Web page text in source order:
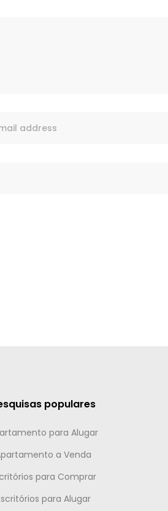
populares
para Alugar
a Venda
para Comprar
para Alugar